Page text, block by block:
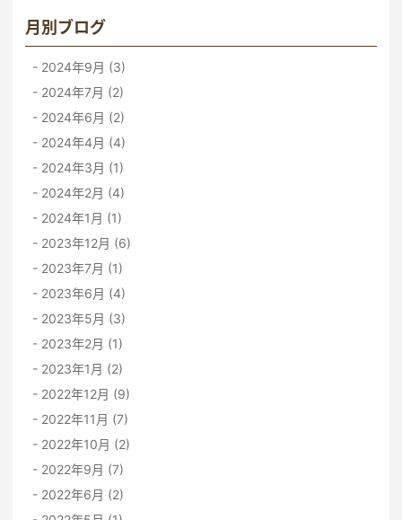
月別ブログ
2024年9月 (3)
2024年7月 (2)
2024年6月 (2)
2024年4月 (4)
2024年3月 (1)
2024年2月 (4)
2024年1月 (1)
2023年12月 (6)
2023年7月 (1)
2023年6月 (4)
2023年5月 (3)
2023年2月 (1)
2023年1月 (2)
2022年12月 (9)
2022年11月 (7)
2022年10月 (2)
2022年9月 (7)
2022年6月 (2)